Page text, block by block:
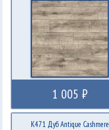
1 005 ₽
K471 Дуб Antique Cashmere